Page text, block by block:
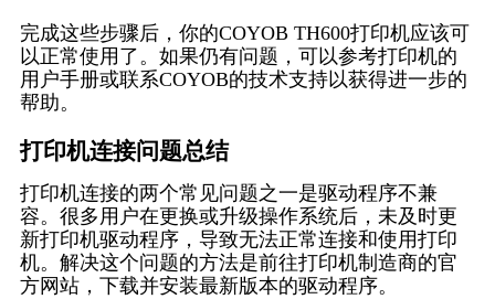
完成这些步骤后，你的COYOB TH600打印机应该可
以正常使用了。如果仍有问题，可以参考打印机的
用户手册或联系COYOB的技术支持以获得进一步的
帮助。
打印机连接问题总结
打印机连接的两个常见问题之一是驱动程序不兼
容。很多用户在更换或升级操作系统后，未及时更
新打印机驱动程序，导致无法正常连接和使用打印
机。解决这个问题的方法是前往打印机制造商的官
方网站，下载并安装最新版本的驱动程序。